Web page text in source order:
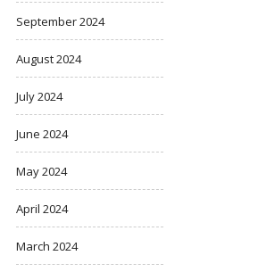
September 2024
August 2024
July 2024
June 2024
May 2024
April 2024
March 2024